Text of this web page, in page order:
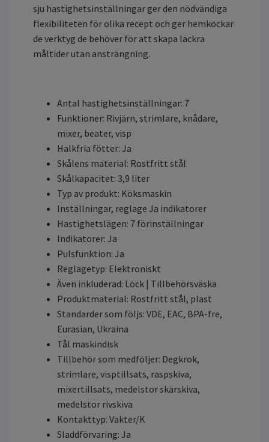
sju hastighetsinställningar ger den nödvändiga
flexibiliteten för olika recept och ger hemkockar
de verktyg de behöver för att skapa läckra
måltider utan ansträngning.
Antal hastighetsinställningar: 7
Funktioner: Rivjärn, strimlare, knådare,
mixer, beater, visp
Halkfria fötter: Ja
Skålens material: Rostfritt stål
Skålkapacitet: 3,9 liter
Typ av produkt: Köksmaskin
Inställningar, reglage Ja indikatorer
Hastighetslägen: 7 förinställningar
Indikatorer: Ja
Pulsfunktion: Ja
Reglagetyp: Elektroniskt
Även inkluderad: Lock | Tillbehörsväska
Produktmaterial: Rostfritt stål, plast
Standarder som följs: VDE, EAC, BPA-fre,
Eurasian, Ukraina
Tål maskindisk
Tillbehör som medföljer: Degkrok,
strimlare, visptillsats, raspskiva,
mixertillsats, medelstor skärskiva,
medelstor rivskiva
Kontakttyp: Vakter/K
Sladdförvaring: Ja